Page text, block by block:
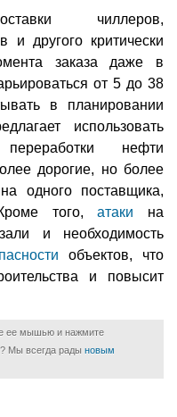
чиллеров,
и другого критически
заказа даже в
от 5 до 38
в планировании
использовать
нефти
дорогие, но более
одного поставщика,
Кроме того,атаки на
и необходимость
объектов, что
и повысит
ее мышью и нажмите
Мы всегда рады новым